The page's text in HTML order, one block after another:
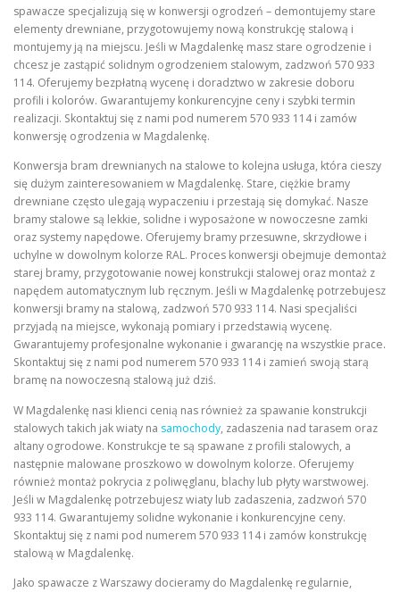
spawacze specjalizują się w konwersji ogrodzeń – demontujemy stare
elementy drewniane, przygotowujemy nową konstrukcję stalową i
montujemy ją na miejscu. Jeśli w Magdalenkę masz stare ogrodzenie i
chcesz je zastąpić solidnym ogrodzeniem stalowym, zadzwoń 570 933
114. Oferujemy bezpłatną wycenę i doradztwo w zakresie doboru
profili i kolorów. Gwarantujemy konkurencyjne ceny i szybki termin
realizacji. Skontaktuj się z nami pod numerem 570 933 114 i zamów
konwersję ogrodzenia w Magdalenkę.
Konwersja bram drewnianych na stalowe to kolejna usługa, która cieszy
się dużym zainteresowaniem w Magdalenkę. Stare, ciężkie bramy
drewniane często ulegają wypaczeniu i przestają się domykać. Nasze
bramy stalowe są lekkie, solidne i wyposażone w nowoczesne zamki
oraz systemy napędowe. Oferujemy bramy przesuwne, skrzydłowe i
uchylne w dowolnym kolorze RAL. Proces konwersji obejmuje demontaż
starej bramy, przygotowanie nowej konstrukcji stalowej oraz montaż z
napędem automatycznym lub ręcznym. Jeśli w Magdalenkę potrzebujesz
konwersji bramy na stalową, zadzwoń 570 933 114. Nasi specjaliści
przyjadą na miejsce, wykonają pomiary i przedstawią wycenę.
Gwarantujemy profesjonalne wykonanie i gwarancję na wszystkie prace.
Skontaktuj się z nami pod numerem 570 933 114 i zamień swoją starą
bramę na nowoczesną stalową już dziś.
W Magdalenkę nasi klienci cenią nas również za spawanie konstrukcji
stalowych takich jak wiaty na samochody, zadaszenia nad tarasem oraz
altany ogrodowe. Konstrukcje te są spawane z profili stalowych, a
następnie malowane proszkowo w dowolnym kolorze. Oferujemy
również montaż pokrycia z poliwęglanu, blachy lub płyty warstwowej.
Jeśli w Magdalenkę potrzebujesz wiaty lub zadaszenia, zadzwoń 570
933 114. Gwarantujemy solidne wykonanie i konkurencyjne ceny.
Skontaktuj się z nami pod numerem 570 933 114 i zamów konstrukcję
stalową w Magdalenkę.
Jako spawacze z Warszawy docieramy do Magdalenkę regularnie,